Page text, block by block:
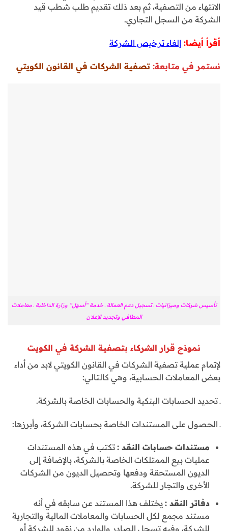
الانتهاء من التصفية، ثم بعد ذلك تقديم طلب شطب قيد
الشركة من السجل التجاري.
أقرأ أيضا: إلغاء ترخيص الشركة
نستمر في متابعة: تصفية الشركات في القانون الكويتي
تأسيس شركات وميزانيات ـ تسجيل دعم العمالة ـ خدمة “أسهل” وزارة الداخلية ـ معاملات
المطافي وتجديد الإعلان
نموذج قرار الشركاء بتصفية الشركة في الكويت
لإتمام عملية تصفية الشركات في القانون الكويتي لابد من أداء
بعض المعاملات الحسابية، وهي كالتالي:
ـ تحديد الحسابات البنكية والحسابات الخاصة بالشركة.
ـ الحصول على المستندات الخاصة بحسابات الشركة، وأبرزها:
مستندات حسابات النقد :تكتب في هذه المستندات
عمليات بيع الممتلكات الخاصة بالشركة، بالإضافة إلى
الديون المستحقة ودفعها وتحصيل الديون من الشركات
الأخرى والتجار للشركة.
دفاتر النقد :يختلف هذا المستند عن سابقه في أنه
مستند مجمع لكل الحسابات والمعاملات المالية والتجارية
للشركة، وفيه تسجل الصادر والوارد من نقود للشركة أو